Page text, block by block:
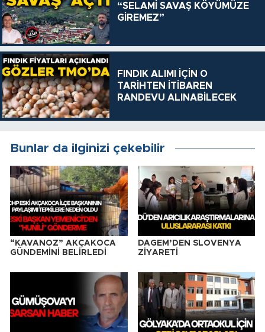
“SELAMİ SAVAŞ KÖYÜMÜZE
GİREMEZ”
FINDIK ALIMI İÇİN O
TARİHTEN İTİBAREN
RANDEVU ALINABİLECEK
Bunlar da ilginizi çekebilir
“KAVANOZ” AKÇAKOCA
GÜNDEMİNİ BELİRLEDİ
DAGEM’DEN SLOVENYA
ZİYARETİ